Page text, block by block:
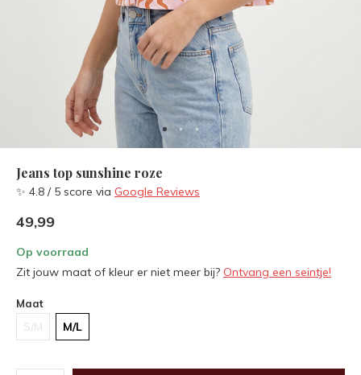
Jeans top sunshine roze
✨ 4.8 / 5 score via Google Reviews
49,99
Op voorraad
Zit jouw maat of kleur er niet meer bij? Ontvang een seintje!
Maat
S/M M/L